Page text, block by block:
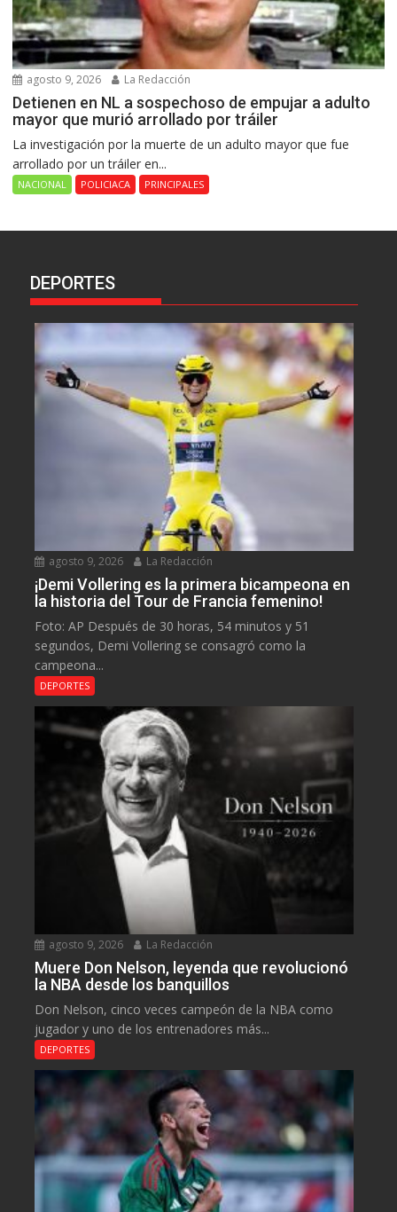
agosto 9, 2026 La Redacción
Detienen en NL a sospechoso de empujar a adulto
mayor que murió arrollado por tráiler
La investigación por la muerte de un adulto mayor que fue
arrollado por un tráiler en...
NACIONAL POLICIACA PRINCIPALES
DEPORTES
agosto 9, 2026 La Redacción
¡Demi Vollering es la primera bicampeona en
la historia del Tour de Francia femenino!
Foto: AP Después de 30 horas, 54 minutos y 51
segundos, Demi Vollering se consagró como la
campeona...
DEPORTES
agosto 9, 2026 La Redacción
Muere Don Nelson, leyenda que revolucionó
la NBA desde los banquillos
Don Nelson, cinco veces campeón de la NBA como
jugador y uno de los entrenadores más...
DEPORTES